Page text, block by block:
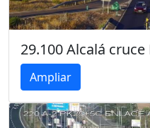
29.100 Alcalá cruce
Ampliar